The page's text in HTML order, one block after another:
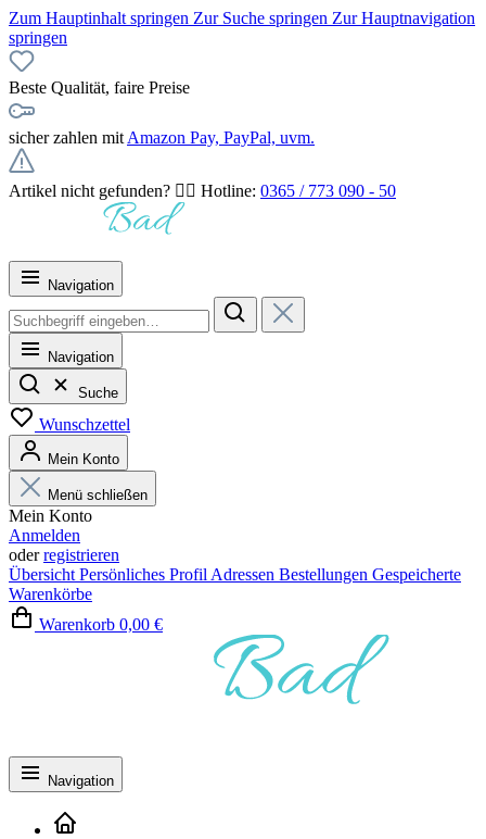
Zum Hauptinhalt springen Zur Suche springen Zur Hauptnavigation
springen
Beste Qualität, faire Preise
sicher zahlen mit Amazon Pay, PayPal, uvm.
Artikel nicht gefunden? 👉🏻 Hotline: 0365 / 773 090 - 50
Navigation
Navigation
Suche
Wunschzettel
Mein Konto
Menü schließen
Mein Konto
Anmelden
oderregistrieren
Übersicht Persönliches Profil Adressen Bestellungen Gespeicherte
Warenkörbe
Warenkorb 0,00 €
Navigation